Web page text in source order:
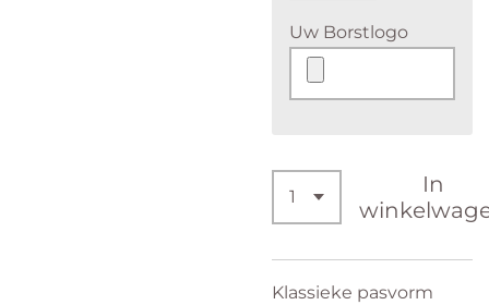
Uw Borstlogo
In
Klassieke pasvorm